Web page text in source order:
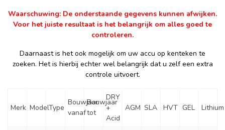
Waarschuwing: De onderstaande gegevens kunnen afwijken.
Voor het juiste resultaat is het belangrijk om alles goed te
controleren.
Daarnaast is het ook mogelijk om uw accu op kenteken te
zoeken. Het is hierbij echter wel belangrijk dat u zelf een extra
controle uitvoert.
Merk ModelType
Bouwjaar
vanaf
Bouwjaar
tot
DRY
+
Acid
AGM SLA HVT GEL Lithium